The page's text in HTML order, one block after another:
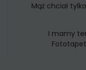
Mąż chciał
I mamy